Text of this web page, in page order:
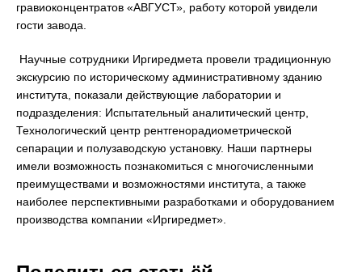
гравиоконцентратов «АВГУСТ», работу которой увидели
гости завода.
Научные сотрудники Иргиредмета провели традиционную
экскурсию по историческому административному зданию
института, показали действующие лаборатории и
подразделения: Испытательный аналитический центр,
Технологический центр рентгенорадиометрической
сепарации и полузаводскую установку. Наши партнеры
имели возможность познакомиться с многочисленными
преимуществами и возможностями института, а также
наиболее перспективными разработками и оборудованием
производства компании «Иргиредмет».